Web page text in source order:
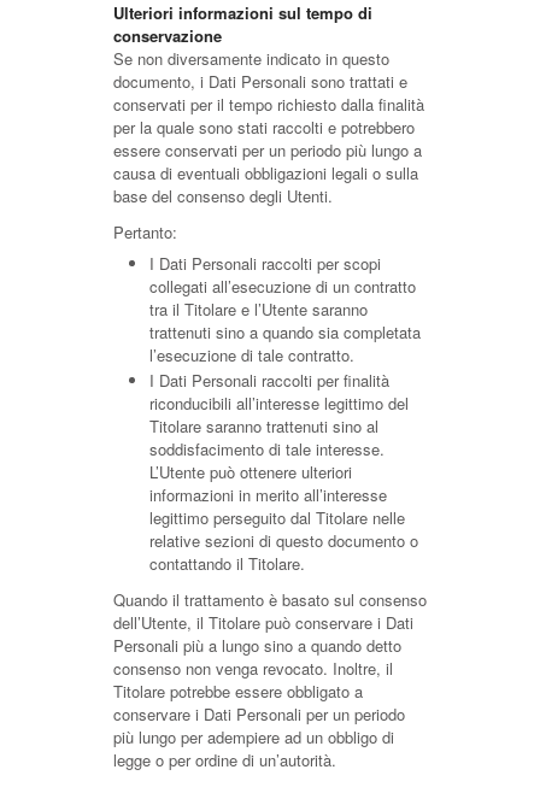
Ulteriori informazioni sul tempo di
conservazione
Se non diversamente indicato in questo
documento, i Dati Personali sono trattati e
conservati per il tempo richiesto dalla finalità
per la quale sono stati raccolti e potrebbero
essere conservati per un periodo più lungo a
causa di eventuali obbligazioni legali o sulla
base del consenso degli Utenti.
Pertanto:
I Dati Personali raccolti per scopi
collegati all’esecuzione di un contratto
tra il Titolare e l’Utente saranno
trattenuti sino a quando sia completata
l’esecuzione di tale contratto.
I Dati Personali raccolti per finalità
riconducibili all’interesse legittimo del
Titolare saranno trattenuti sino al
soddisfacimento di tale interesse.
L’Utente può ottenere ulteriori
informazioni in merito all’interesse
legittimo perseguito dal Titolare nelle
relative sezioni di questo documento o
contattando il Titolare.
Quando il trattamento è basato sul consenso
dell’Utente, il Titolare può conservare i Dati
Personali più a lungo sino a quando detto
consenso non venga revocato. Inoltre, il
Titolare potrebbe essere obbligato a
conservare i Dati Personali per un periodo
più lungo per adempiere ad un obbligo di
legge o per ordine di un’autorità.